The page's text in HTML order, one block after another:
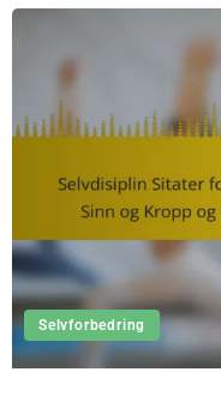
Selvforbedring